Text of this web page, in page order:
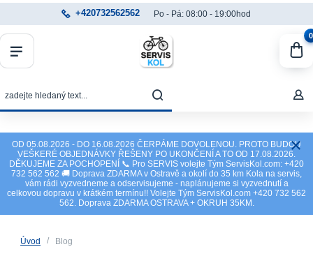
OD 05.08.2026 - DO 16.08.2026 ČERPÁME DOVOLENOU. PROTO BUDOU
VEŠKERÉ OBJEDNÁVKY ŘEŠENY PO UKONČENÍ A TO OD 17.08.2026.
DĚKUJEME ZA POCHOPENÍ 📞 Pro SERVIS volejte Tým ServisKol.com: +420
732 562 562 🚚 Doprava ZDARMA v Ostravě a okolí do 35 km Kola na servis,
vám rádi vyzvedneme a odservisujeme - naplánujeme si vyzvednutí a
celkovou dopravu v krátkém termínu!! Volejte Tým ServisKol.com +420 732 562
562. Doprava ZDARMA OSTRAVA + OKRUH 35KM.
+420732562562 Po - Pá: 08:00 - 19:00hod
0
Úvod Blog